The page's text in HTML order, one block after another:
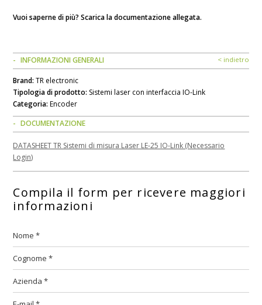
Vuoi saperne di più? Scarica la documentazione allegata.
INFORMAZIONI GENERALI < indietro
Brand: TR electronic
Tipologia di prodotto: Sistemi laser con interfaccia IO-Link
Categoria: Encoder
DOCUMENTAZIONE
DATASHEET TR Sistemi di misura Laser LE-25 IO-Link (Necessario
Login)
Compila il form per ricevere maggiori
informazioni